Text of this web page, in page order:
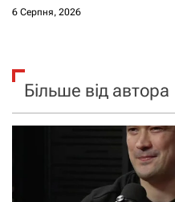
6 Серпня, 2026
Більше від автора